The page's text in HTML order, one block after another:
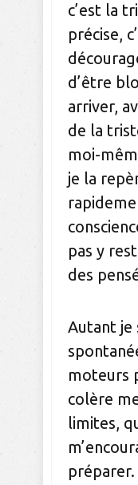
c’est la
précise,
d’être
arriver,
de la
moi-
je la
pas y
des
Autant je
moteurs
colère
limites,
préparer.